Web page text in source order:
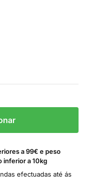
a 99€ e peso
inferior a 10kg
efectuadas até ás